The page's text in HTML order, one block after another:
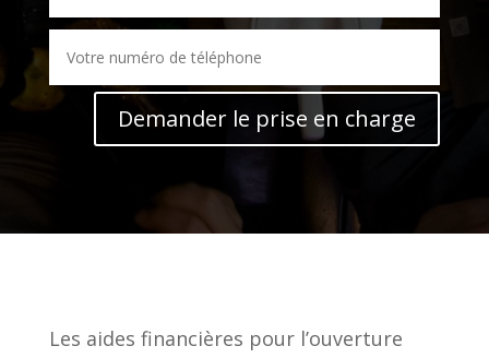
Demander le prise en charge
Les aides financières pour l’ouverture